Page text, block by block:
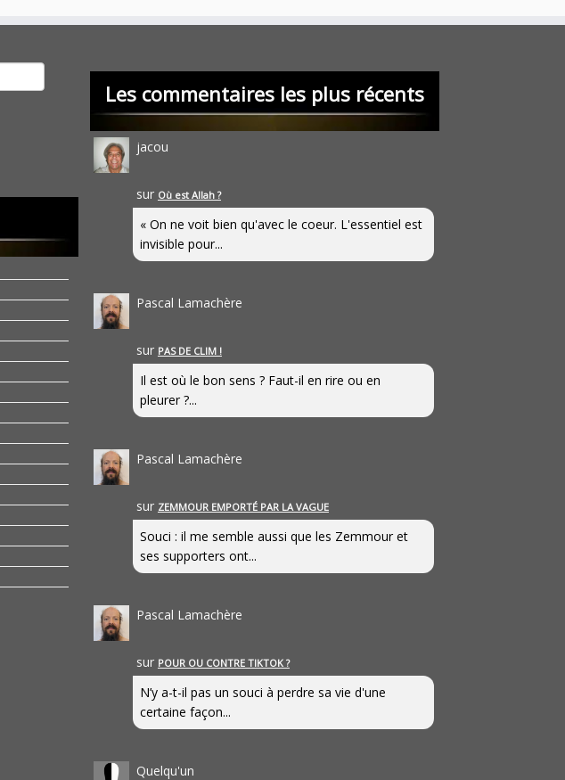
Les commentaires les plus récents
jacou
sur Où est Allah ?
« On ne voit bien qu'avec le coeur. L'essentiel est
invisible pour...
Pascal Lamachère
sur PAS DE CLIM !
Il est où le bon sens ? Faut-il en rire ou en
pleurer ?...
Pascal Lamachère
sur ZEMMOUR EMPORTÉ PAR LA VAGUE
Souci : il me semble aussi que les Zemmour et
ses supporters ont...
Pascal Lamachère
sur POUR OU CONTRE TIKTOK ?
N’y a-t-il pas un souci à perdre sa vie d'une
certaine façon...
Quelqu'un